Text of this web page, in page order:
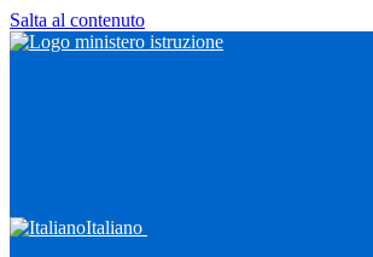
Salta al contenuto
Italiano